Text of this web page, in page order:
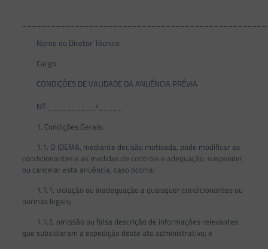
Nome do Diretor Técnico
Cargo
CONDIÇÕES DE VALIDADE DA ANUÊNCIA PRÉVIA
No__________/_____
1. Condições Gerais:
1.1. O IDEMA, mediante decisão motivada, pode modificar as
condicionantes e as medidas de controle e adequação, suspender
ou cancelar esta anuência, caso ocorra:
1.1.1. violação ou inadequação a quaisquer condicionantes ou
normas legais;
1.1.2. omissão ou falsa descrição de informações relevantes
que subsidiaram a expedição deste ato administrativo; e